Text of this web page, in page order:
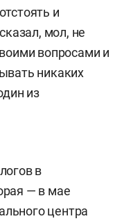
и
мол, не
вопросами и
никаких
из
в
— в мае
центра